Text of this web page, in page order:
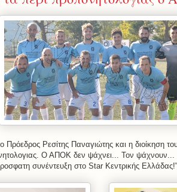
Πρόεδρος Ρεσίτης Παναγιώτης και η διοίκηση
Ο ΑΠΟΚ δεν ψάχνει... Τον ψάχνουν...
συνέντευξη στο Star Κεντρικής Ελλάδας!"